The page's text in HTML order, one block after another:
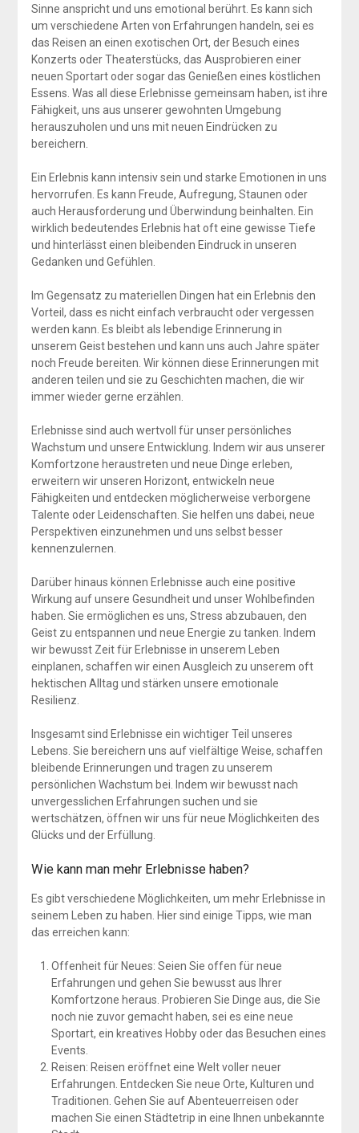
Sinne anspricht und uns emotional berührt. Es kann sich
um verschiedene Arten von Erfahrungen handeln, sei es
das Reisen an einen exotischen Ort, der Besuch eines
Konzerts oder Theaterstücks, das Ausprobieren einer
neuen Sportart oder sogar das Genießen eines köstlichen
Essens. Was all diese Erlebnisse gemeinsam haben, ist ihre
Fähigkeit, uns aus unserer gewohnten Umgebung
herauszuholen und uns mit neuen Eindrücken zu
bereichern.
Ein Erlebnis kann intensiv sein und starke Emotionen in uns
hervorrufen. Es kann Freude, Aufregung, Staunen oder
auch Herausforderung und Überwindung beinhalten. Ein
wirklich bedeutendes Erlebnis hat oft eine gewisse Tiefe
und hinterlässt einen bleibenden Eindruck in unseren
Gedanken und Gefühlen.
Im Gegensatz zu materiellen Dingen hat ein Erlebnis den
Vorteil, dass es nicht einfach verbraucht oder vergessen
werden kann. Es bleibt als lebendige Erinnerung in
unserem Geist bestehen und kann uns auch Jahre später
noch Freude bereiten. Wir können diese Erinnerungen mit
anderen teilen und sie zu Geschichten machen, die wir
immer wieder gerne erzählen.
Erlebnisse sind auch wertvoll für unser persönliches
Wachstum und unsere Entwicklung. Indem wir aus unserer
Komfortzone heraustreten und neue Dinge erleben,
erweitern wir unseren Horizont, entwickeln neue
Fähigkeiten und entdecken möglicherweise verborgene
Talente oder Leidenschaften. Sie helfen uns dabei, neue
Perspektiven einzunehmen und uns selbst besser
kennenzulernen.
Darüber hinaus können Erlebnisse auch eine positive
Wirkung auf unsere Gesundheit und unser Wohlbefinden
haben. Sie ermöglichen es uns, Stress abzubauen, den
Geist zu entspannen und neue Energie zu tanken. Indem
wir bewusst Zeit für Erlebnisse in unserem Leben
einplanen, schaffen wir einen Ausgleich zu unserem oft
hektischen Alltag und stärken unsere emotionale
Resilienz.
Insgesamt sind Erlebnisse ein wichtiger Teil unseres
Lebens. Sie bereichern uns auf vielfältige Weise, schaffen
bleibende Erinnerungen und tragen zu unserem
persönlichen Wachstum bei. Indem wir bewusst nach
unvergesslichen Erfahrungen suchen und sie
wertschätzen, öffnen wir uns für neue Möglichkeiten des
Glücks und der Erfüllung.
Wie kann man mehr Erlebnisse haben?
Es gibt verschiedene Möglichkeiten, um mehr Erlebnisse in
seinem Leben zu haben. Hier sind einige Tipps, wie man
das erreichen kann:
Offenheit für Neues: Seien Sie offen für neue
Erfahrungen und gehen Sie bewusst aus Ihrer
Komfortzone heraus. Probieren Sie Dinge aus, die Sie
noch nie zuvor gemacht haben, sei es eine neue
Sportart, ein kreatives Hobby oder das Besuchen eines
Events.
Reisen: Reisen eröffnet eine Welt voller neuer
Erfahrungen. Entdecken Sie neue Orte, Kulturen und
Traditionen. Gehen Sie auf Abenteuerreisen oder
machen Sie einen Städtetrip in eine Ihnen unbekannte